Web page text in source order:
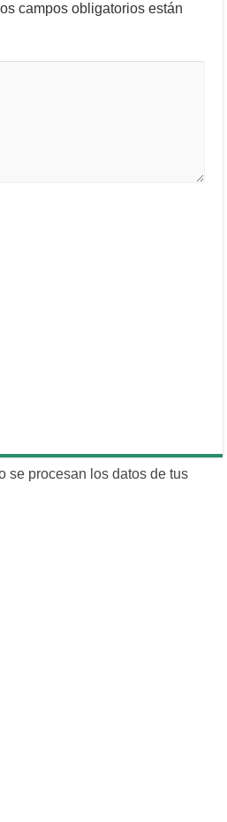
campos obligatorios están
se procesan los datos de tus